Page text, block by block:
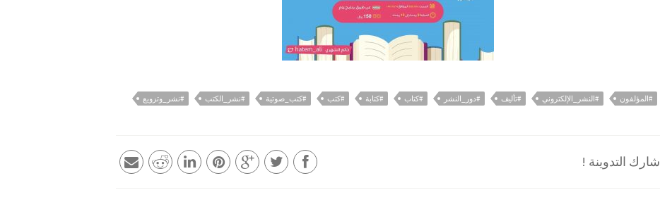
#المؤلفون #النشر_الإلكتروني #تأليف #دور_النشر #كتاب #كتابة #كتب #كتب_صوتية #نشر_الكتب #نشر_وتزويع
شارك التدوينة !